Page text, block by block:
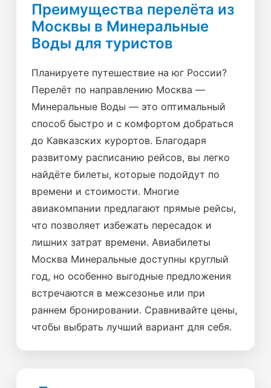
Преимущества перелёта из
Москвы в Минеральные
Воды для туристов
Планируете путешествие на юг России?
Перелёт по направлению Москва —
Минеральные Воды — это оптимальный
способ быстро и с комфортом добраться
до Кавказских курортов. Благодаря
развитому расписанию рейсов, вы легко
найдёте билеты, которые подойдут по
времени и стоимости. Многие
авиакомпании предлагают прямые рейсы,
что позволяет избежать пересадок и
лишних затрат времени. Авиабилеты
Москва Минеральные доступны круглый
год, но особенно выгодные предложения
встречаются в межсезонье или при
раннем бронировании. Сравнивайте цены,
чтобы выбрать лучший вариант для себя.